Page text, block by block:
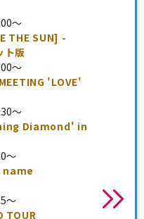
～
THE SUN] -
ト版
～
'LOVE'
～
Diamond' in
～
name
～
TOUR